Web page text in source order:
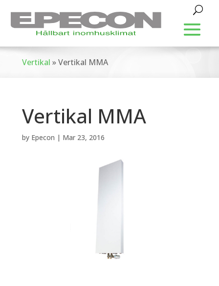
Vertikal »Vertikal MMA
Vertikal MMA
by Epecon | Mar 23, 2016